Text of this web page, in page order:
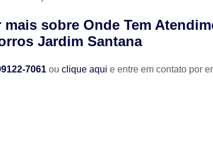
mais sobre Onde Tem
Jardim Santana
7061ouclique aqui e entre em contato por